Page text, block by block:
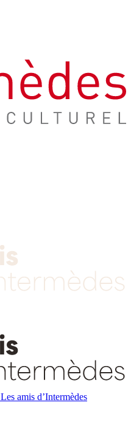
Les amis d’Intermèdes